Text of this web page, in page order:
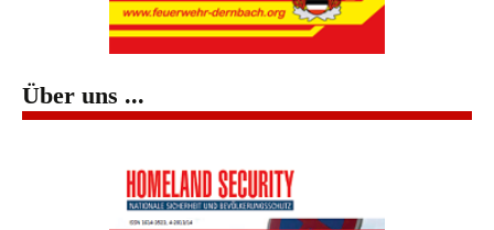
Über uns ...